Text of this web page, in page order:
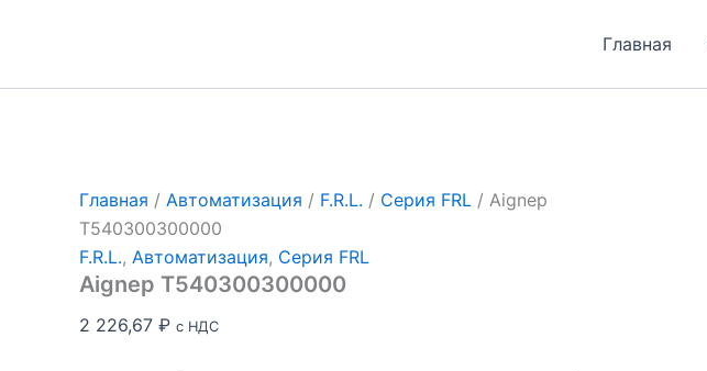
Главная
Главная / Автоматизация / F.R.L. / Серия FRL / Aignep
T540300300000
F.R.L., Автоматизация, Серия FRL
Aignep T540300300000
2 226,67 ₽ с НДС